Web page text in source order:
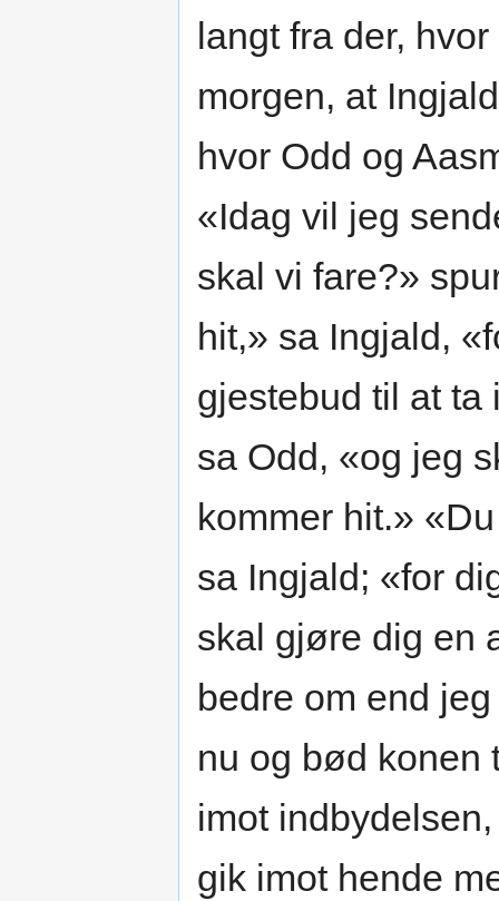
langt fra der,
morgen, at
hvor Odd og
«Idag vil jeg
skal vi fare?»
hit,» sa Ingjald,
gjestebud til at ta
sa Odd, «og jeg
kommer hit.»
sa Ingjald; «for
skal gjøre dig en
bedre om end
nu og bød konen
imot
gik imot hende